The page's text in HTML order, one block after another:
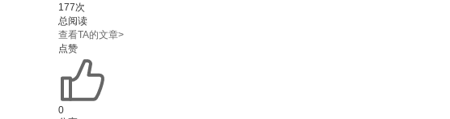
177次
总阅读
查看TA的文章>
点赞
0